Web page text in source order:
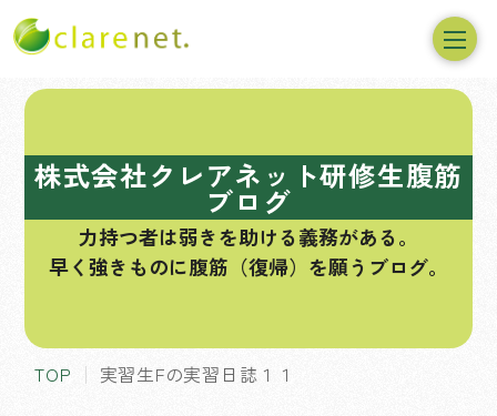
株式会社クレアネット研修生腹筋
ブログ
力持つ者は弱きを助ける義務がある。
早く強きものに腹筋（復帰）を願うブログ。
TOP 実習生Fの実習日誌１１